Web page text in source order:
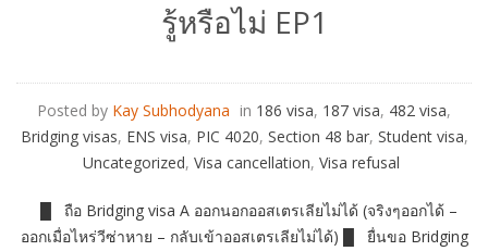
รู้หรือไม่ EP1
Posted by Kay Subhodyana in 186 visa, 187 visa, 482 visa,
Bridging visas, ENS visa, PIC 4020, Section 48 bar, Student visa,
Uncategorized, Visa cancellation, Visa refusal
█ ถือ Bridging visa A ออกนอกออสเตรเลียไม่ได้ (จริงๆออกได้ –
ออกเมื่อไหร่วีซ่าหาย – กลับเข้าออสเตรเลียไม่ได้) █ ยื่นขอ Bridging